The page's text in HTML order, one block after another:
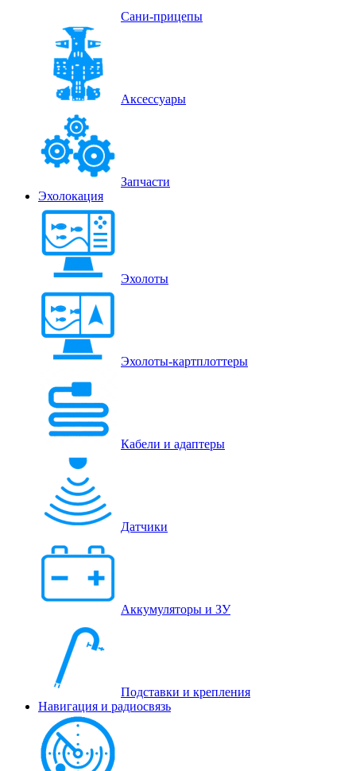
Сани-прицепы
Аксессуары
Запчасти
Эхолокация
Эхолоты
Эхолоты-картплоттеры
Кабели и адаптеры
Датчики
Аккумуляторы и ЗУ
Подставки и крепления
Навигация и радиосвязь